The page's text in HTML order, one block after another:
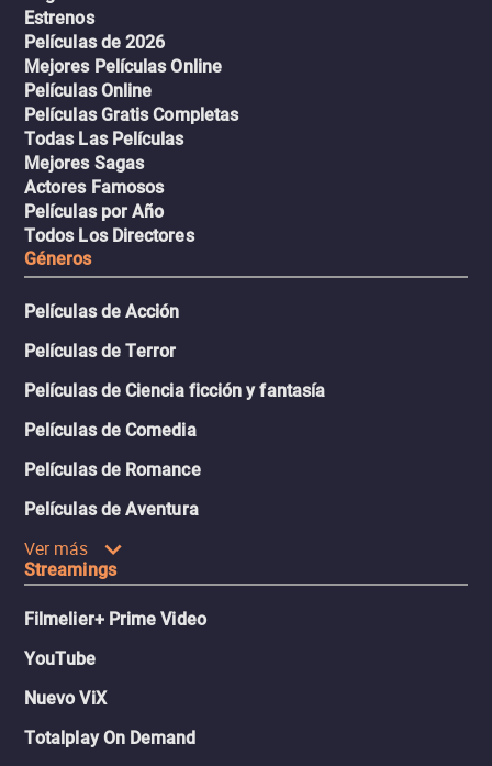
Estrenos
Películas de 2026
Mejores Películas Online
Películas Online
Películas Gratis Completas
Todas Las Películas
Mejores Sagas
Actores Famosos
Películas por Año
Todos Los Directores
Géneros
Películas de Acción
Películas de Terror
Películas de Ciencia ficción y fantasía
Películas de Comedia
Películas de Romance
Películas de Aventura
Ver más
Streamings
Filmelier+ Prime Video
YouTube
Nuevo ViX
Totalplay On Demand